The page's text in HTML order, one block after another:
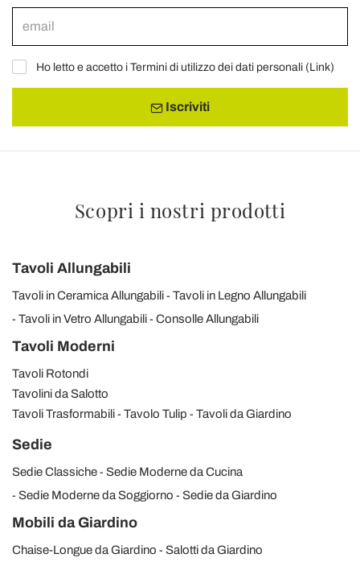
Ho letto e accetto i Termini di utilizzo dei dati personali (Link)
Iscriviti
Scopri i nostri prodotti
Tavoli Allungabili
Tavoli in Ceramica Allungabili
Tavoli in Legno Allungabili
Tavoli in Vetro Allungabili
Consolle Allungabili
Tavoli Moderni
Tavoli Rotondi
Tavolini da Salotto
Tavoli Trasformabili
Tavolo Tulip Tavoli da Giardino
Sedie
Sedie Classiche
Sedie Moderne da Cucina
Sedie Moderne da Soggiorno
Sedie da Giardino
Mobili da Giardino
Chaise-Longue da Giardino
Salotti da Giardino